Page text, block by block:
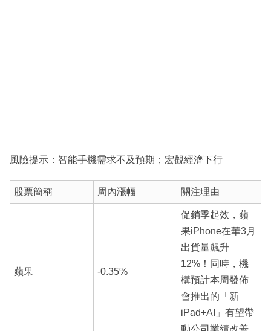
風險提示：智能手機需求不及預期；宏觀經濟下行
股票簡稱 周內漲幅 關注理由
蘋果 -0.35%
促銷季起效，蘋
果iPhone在華3月
出貨量飆升
12%！同時，機
構預計本周發佈
會推出的「新
iPad+AI」有望帶
動公司業績改善